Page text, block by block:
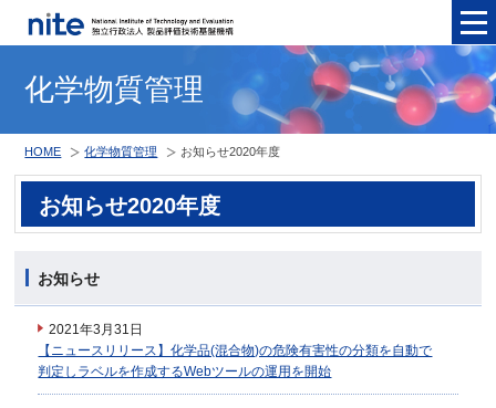
化学物質管理
HOME 化学物質管理 お知らせ2020年度
お知らせ2020年度
お知らせ
2021年3月31日
【ニュースリリース】化学品(混合物)の危険有害性の分類を自動で
判定しラベルを作成するWebツールの運用を開始